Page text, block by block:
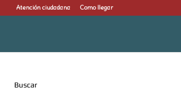
Atención ciudadana Como llegar
Buscar